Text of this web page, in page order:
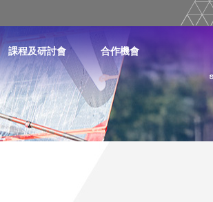
課程及研討會 合作機會